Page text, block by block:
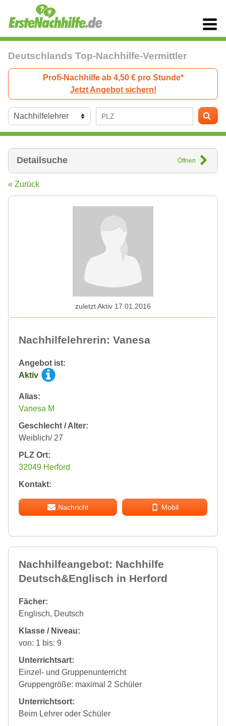
Deutschlands Top-Nachhilfe-Vermittler
Profi-Nachhilfe ab 4,50 € pro Stunde*
Jetzt Angebot sichern!
Detailsuche Öffnen
« Zurück
Nachhilfelehrerin: Vanesa
Angebot ist:
Aktiv
Alias:
Vanesa M
Geschlecht / Alter:
Weiblich/ 27
PLZ Ort:
32049 Herford
Kontakt:
Nachricht Mobil
zuletzt Aktiv 17.01.2016
Nachhilfeangebot: Nachhilfe
Deutsch&Englisch in Herford
Fächer:
Englisch, Deutsch
Klasse / Niveau:
von: 1 bis: 9
Unterrichtsart:
Einzel- und Gruppenunterricht
Gruppengröße: maximal 2 Schüler
Unterrichtsort:
Beim Lehrer oder Schüler